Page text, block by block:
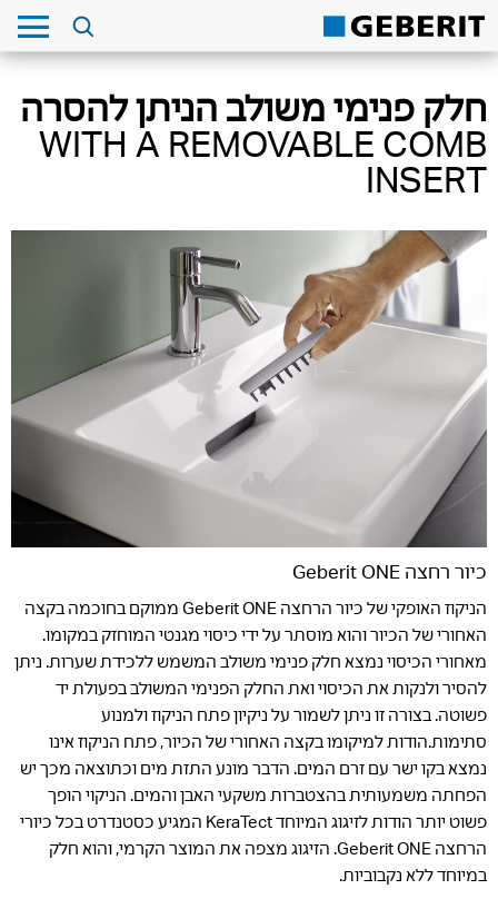
חלק פנימי משולב הניתן להסרה
WITH A REMOVABLE COMB
INSERT
כיור רחצה Geberit ONE
הניקוז האופקי של כיור הרחצה Geberit ONE ממוקם בחוכמה בקצה
האחורי של הכיור והוא מוסתר על ידי כיסוי מגנטי המוחזק במקומו.
מאחורי הכיסוי נמצא חלק פנימי משולב המשמש ללכידת שערות. ניתן
להסיר ולנקות את הכיסוי ואת החלק הפנימי המשולב בפעולת יד
פשוטה. בצורה זו ניתן לשמור על ניקיון פתח הניקוז ולמנוע
סתימות.הודות למיקומו בקצה האחורי של הכיור, פתח הניקוז אינו
נמצא בקו ישר עם זרם המים. הדבר מונע התזת מים וכתוצאה מכך יש
הפחתה משמעותית בהצטברות משקעי האבן והמים. הניקוי הופך
פשוט יותר הודות לזיגוג המיוחד KeraTect המגיע כסטנדרט בכל כיורי
הרחצה Geberit ONE. הזיגוג מצפה את המוצר הקרמי, והוא חלק
במיוחד ללא נקבוביות.